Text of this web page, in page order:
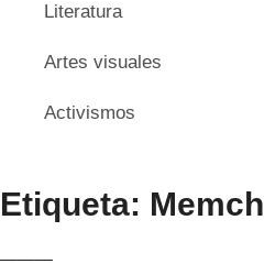
Literatura
Artes visuales
Activismos
Etiqueta: Memch